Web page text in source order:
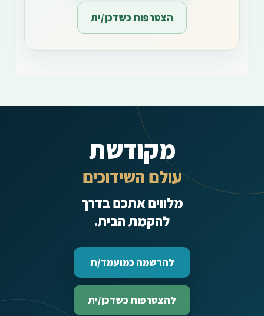
הצטרפות כשדכן/ית
מקודשת
עולם השידוכים
מלווים אתכם בדרך
להקמת הבית.
להרשמה כמועמד/ת
להצטרפות כשדכן/ית